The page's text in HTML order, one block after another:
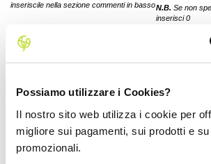
Possiamo utilizzare i Cookies?
Il nostro sito web utilizza i cookie per
migliore sui pagamenti, sui prodotti e
promozionali.
inseriscile nella sezione commenti in bassoN.B. Se non
inserisci 0
Numero alveoli per mele
N.B.Se non spedisci mele inserisci 0
Se hai bisogno di comunicarci qualcosa riguardo i
qui:*
(richiesto)